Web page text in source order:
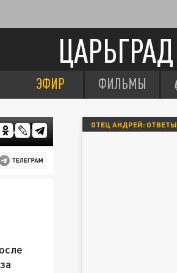
ЦАРЬГРАД
ЭФИР ФИЛЬМЫ
ОТЕЦ АНДРЕЙ: ОТВЕТЫ